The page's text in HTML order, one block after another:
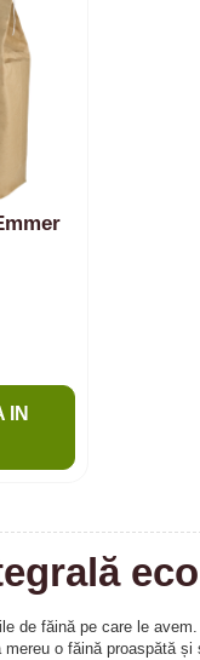
IN
de făină pe care le
o făină proaspătă și